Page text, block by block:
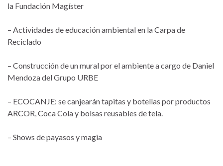
la Fundación Magíster
– Actividades de educación ambiental en la Carpa de
Reciclado
– Construcción de un mural por el ambiente a cargo de Daniel
Mendoza del Grupo URBE
– ECOCANJE: se canjearán tapitas y botellas por productos
ARCOR, Coca Cola y bolsas reusables de tela.
– Shows de payasos y magia